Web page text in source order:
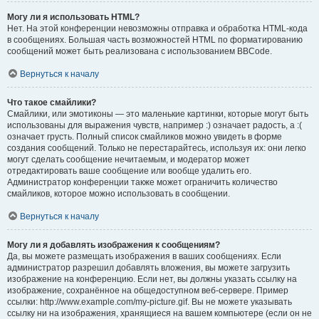
Могу ли я использовать HTML?
Нет. На этой конференции невозможны отправка и обработка HTML-кода
в сообщениях. Большая часть возможностей HTML по форматированию
сообщений может быть реализована с использованием BBCode.
Вернуться к началу
Что такое смайлики?
Смайлики, или эмотиконы — это маленькие картинки, которые могут быть
использованы для выражения чувств, например :) означает радость, а :(
означает грусть. Полный список смайликов можно увидеть в форме
создания сообщений. Только не перестарайтесь, используя их: они легко
могут сделать сообщение нечитаемым, и модератор может
отредактировать ваше сообщение или вообще удалить его.
Администратор конференции также может ограничить количество
смайликов, которое можно использовать в сообщении.
Вернуться к началу
Могу ли я добавлять изображения к сообщениям?
Да, вы можете размещать изображения в ваших сообщениях. Если
администратор разрешил добавлять вложения, вы можете загрузить
изображение на конференцию. Если нет, вы должны указать ссылку на
изображение, сохранённое на общедоступном веб-сервере. Пример
ссылки: http://www.example.com/my-picture.gif. Вы не можете указывать
ссылку ни на изображения, хранящиеся на вашем компьютере (если он не